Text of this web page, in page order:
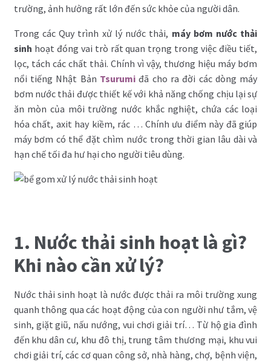
trường, ảnh hưởng rất lớn đến sức khỏe của người dân.
Trong các Quy trình xử lý nước thải, máy bơm nước thải
sinh hoạt đóng vai trò rất quan trọng trong việc điều tiết,
lọc, tách các chất thải. Chính vì vậy, thương hiệu máy bơm
nổi tiếng Nhật Bản Tsurumi đã cho ra đời các dòng máy
bơm nước thải được thiết kế với khả năng chống chịu lại sự
ăn mòn của môi trường nước khắc nghiệt, chứa các loại
hóa chất, axit hay kiềm, rác … Chính ưu điểm này đã giúp
máy bơm có thể đặt chìm nước trong thời gian lâu dài và
hạn chế tối đa hư hại cho người tiêu dùng.
1. Nước thải sinh hoạt là gì?
Khi nào cần xử lý?
Nước thải sinh hoạt là nước được thải ra môi trường xung
quanh thông qua các hoạt động của con người như tắm, vệ
sinh, giặt giũ, nấu nướng, vui chơi giải trí… Từ hộ gia đình
đến khu dân cư, khu đô thị, trung tâm thương mại, khu vui
chơi giải trí, các cơ quan công sở, nhà hàng, chợ, bệnh viện,